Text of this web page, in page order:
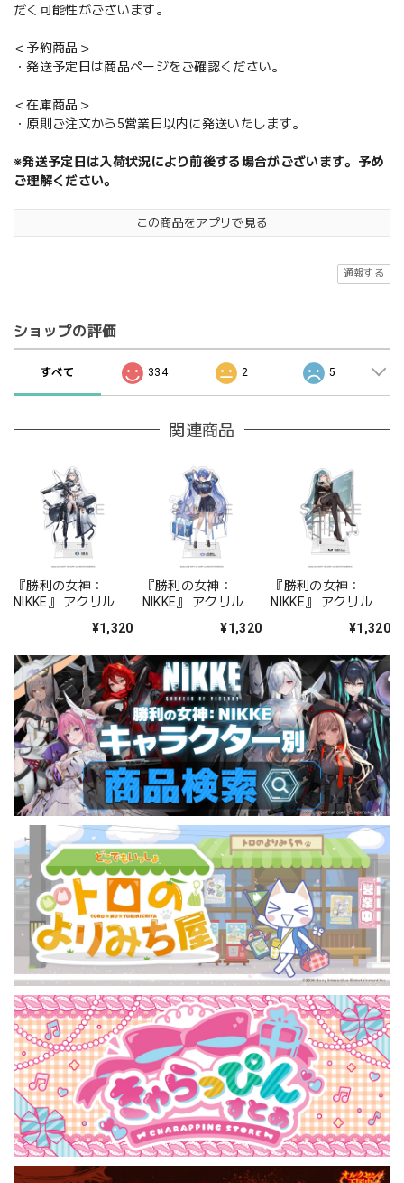
だく可能性がございます。
＜予約商品＞
・発送予定日は商品ページをご確認ください。
＜在庫商品＞
・原則ご注文から5営業日以内に発送いたします。
※発送予定日は入荷状況により前後する場合がございます。予め
ご理解ください。
この商品をアプリで見る
通報する
ショップの評価
すべて 334 2 5
関連商品
『勝利の女神：
NIKKE』 アクリルス
¥1,320
『勝利の女神：
NIKKE』 アクリルス
ォーチュンメイト
¥1,320
『勝利の女神：
NIKKE』 アクリルス
シャープレッスン
¥1,320